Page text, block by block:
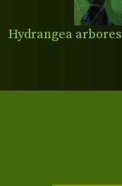
Hydrangea